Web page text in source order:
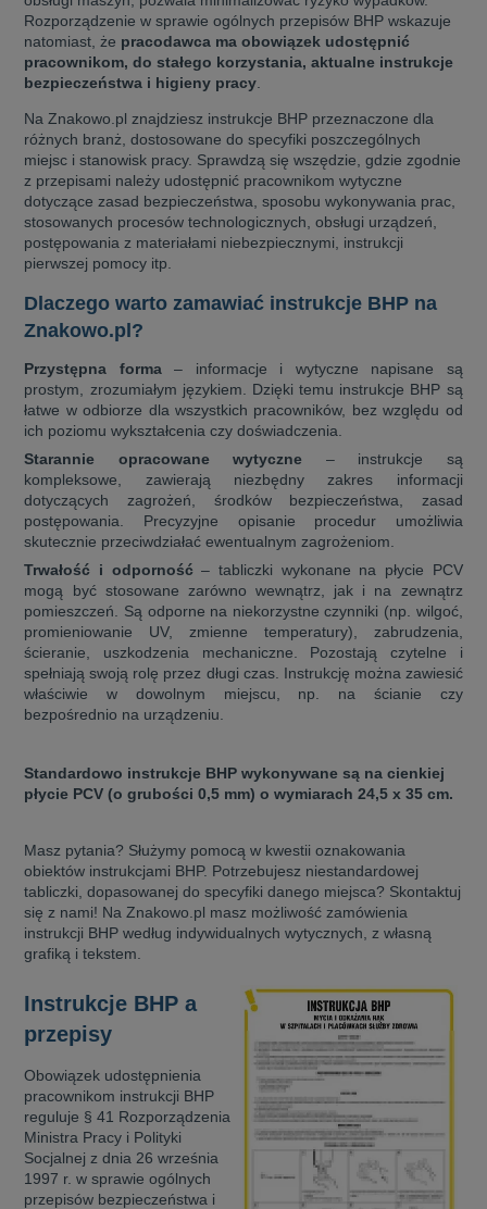
Rozporządzenie w sprawie ogólnych przepisów BHP wskazuje
natomiast, że pracodawca ma obowiązek udostępnić
pracownikom, do stałego korzystania, aktualne instrukcje
bezpieczeństwa i higieny pracy
Na Znakowo.pl znajdziesz instrukcje BHP przeznaczone dla
różnych branż, dostosowane do specyfiki poszczególnych
miejsc i stanowisk pracy. Sprawdzą się wszędzie, gdzie zgodnie
z przepisami należy udostępnić pracownikom wytyczne
dotyczące zasad bezpieczeństwa, sposobu wykonywania prac,
stosowanych procesów technologicznych, obsługi urządzeń,
postępowania z materiałami niebezpiecznymi, instrukcji
pierwszej pomocy itp.
Dlaczego warto zamawiać instrukcje BHP na
Znakowo.pl?
Przystępna forma– informacje i wytyczne napisane są
prostym, zrozumiałym językiem. Dzięki temu instrukcje BHP są
łatwe w odbiorze dla wszystkich pracowników, bez względu od
ich poziomu wykształcenia czy doświadczenia.
Starannie opracowane wytyczne – instrukcje są
kompleksowe, zawierają niezbędny zakres informacji
dotyczących zagrożeń, środków bezpieczeństwa, zasad
postępowania. Precyzyjne opisanie procedur umożliwia
skutecznie przeciwdziałać ewentualnym zagrożeniom.
Trwałość i odporność– tabliczki wykonane na płycie PCV
mogą być stosowane zarówno wewnątrz, jak i na zewnątrz
pomieszczeń. Są odporne na niekorzystne czynniki (np. wilgoć,
promieniowanie UV, zmienne temperatury), zabrudzenia,
ścieranie, uszkodzenia mechaniczne. Pozostają czytelne i
spełniają swoją rolę przez długi czas. Instrukcję można zawiesić
właściwie w dowolnym miejscu, np. na ścianie czy
bezpośrednio na urządzeniu.
Standardowo instrukcje BHP wykonywane są na cienkiej
płycie PCV (o grubości 0,5 mm) o wymiarach 24,5 x 35 cm.
Masz pytania? Służymy pomocą w kwestii oznakowania
obiektów instrukcjami BHP. Potrzebujesz niestandardowej
tabliczki, dopasowanej do specyfiki danego miejsca? Skontaktuj
się z nami! Na Znakowo.pl masz możliwość zamówienia
instrukcji BHP według indywidualnych wytycznych, z własną
grafiką i tekstem.
Instrukcje BHP a
przepisy
Obowiązek udostępnienia
pracownikom instrukcji BHP
reguluje § 41 Rozporządzenia
Ministra Pracy i Polityki
Socjalnej z dnia 26 września
1997 r. w sprawie ogólnych
przepisów bezpieczeństwa i